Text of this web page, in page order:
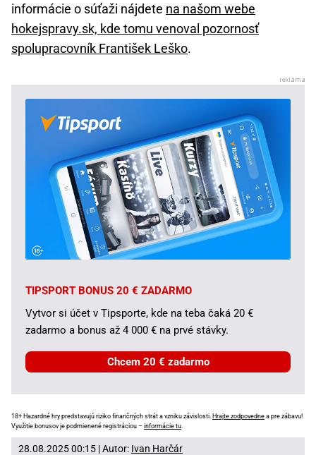
informácie o súťaži nájdete na našom webe
hokejspravy.sk, kde tomu venoval pozornosť
spolupracovník František Leško.
TIPSPORT BONUS 20 € ZADARMO
Vytvor si účet v Tipsporte, kde na teba čaká 20 €
zadarmo a bonus až 4 000 € na prvé stávky.
Chcem 20 € zadarmo
18+ Hazardné hry predstavujú riziko finančných strát a vzniku závislosti. Hrajte zodpovedne a pre zábavu!
Využitie bonusov je podmienené registráciou – informácie tu
28.08.2025 00:15 | Autor: Ivan Harčár